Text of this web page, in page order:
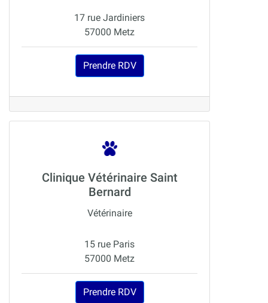
17 rue Jardiniers
57000 Metz
Prendre RDV
Clinique Vétérinaire Saint
Bernard
Vétérinaire
15 rue Paris
57000 Metz
Prendre RDV